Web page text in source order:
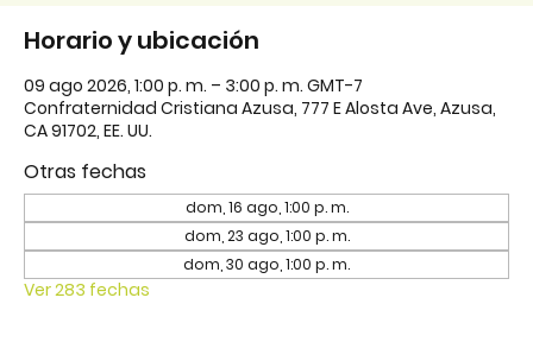
Horario y ubicación
09 ago 2026, 1:00 p. m. – 3:00 p. m. GMT-7
Confraternidad Cristiana Azusa, 777 E Alosta Ave, Azusa,
CA 91702, EE. UU.
Otras fechas
dom, 16 ago, 1:00 p. m.
dom, 23 ago, 1:00 p. m.
dom, 30 ago, 1:00 p. m.
Ver 283 fechas